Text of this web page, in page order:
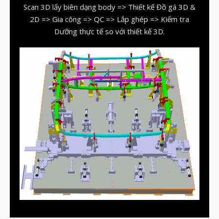
vật liệu in 3D tiếp xúc dầu
vật liệu in 3D kháng dung môi
đọc datasheet vật liệu in 3D
phun hạt mài chi tiết in 3D
Tháng Tám 2026
Tháng Bảy 2026
Tháng Năm 2026
Tháng Tư 2026
Tháng Ba 2026
Scan 3D lấy biên dạng body => Thiết kế Đồ gá 3D &
2D => Gia công => QC => Lắp ghép => Kiểm tra
Dưỡng thực tế so với thiết kế 3D.